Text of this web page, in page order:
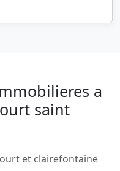
a
saint
et clairefontaine